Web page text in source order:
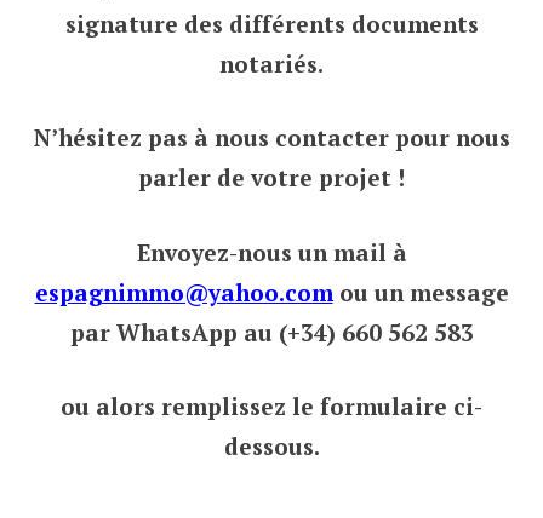
signature des différents documents
notariés.
N’hésitez pas à nous contacter pour nous
parler de votre projet !
Envoyez-nous un mail à
espagnimmo@yahoo.com ou un message
par WhatsApp au (+34) 660 562 583
ou alors remplissez le formulaire ci-
dessous.